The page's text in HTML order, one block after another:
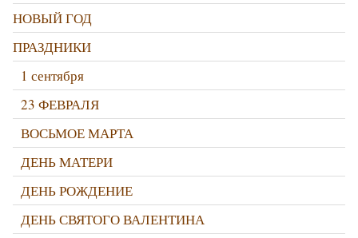
НОВЫЙ ГОД
ПРАЗДНИКИ
1 сентября
23 ФЕВРАЛЯ
ВОСЬМОЕ МАРТА
ДЕНЬ МАТЕРИ
ДЕНЬ РОЖДЕНИЕ
ДЕНЬ СВЯТОГО ВАЛЕНТИНА